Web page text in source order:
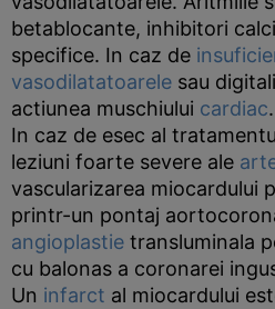
betablocante, inhibitori
specifice. In caz de
vasodilatatoarele sau
actiunea muschiului cardiac.
In caz de esec al
leziuni foarte severe ale
vascularizarea miocardului
printr-un pontaj
angioplastie transluminala
cu balonas a coronarei
Un infarct al miocardului